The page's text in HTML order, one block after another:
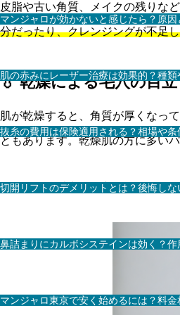
マンジャロが効かないと感じたら？原
肌の赤みにレーザー治療は効果的？種
抜糸の費用は保険適用される？相場や
切開リフトのデメリットとは？後悔し
鼻詰まりにカルボシステインは効く？
マンジャロ東京で安く始めるには？料
皮脂や古い角質、メイクの残りな
分だったり、クレンジングが不足
💧 乾燥による毛穴の目
肌が乾燥すると、角質が厚くなっ
ともあります。乾燥肌の方に多い
このように毛穴が目立つ原因はひ